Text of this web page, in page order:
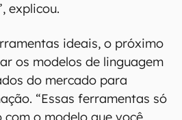
explicou.
ideais, o próximo
os modelos de linguagem
do mercado para
“Essas ferramentas só